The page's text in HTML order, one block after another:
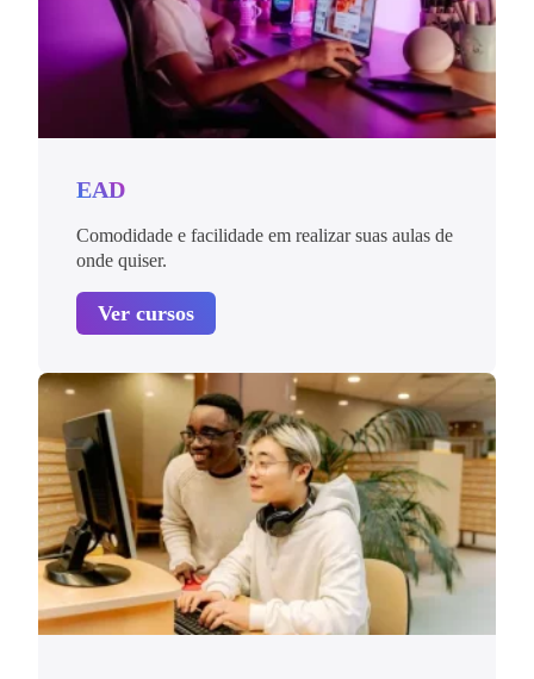
EAD
Comodidade e facilidade em realizar suas aulas de
onde quiser.
Ver cursos